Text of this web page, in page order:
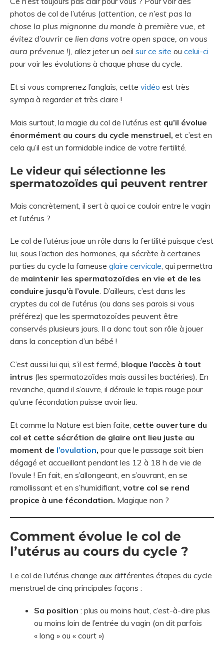
photos de col de l’utérus (attention, ce n’est pas la
chose la plus mignonne du monde à première vue, et
évitez d’ouvrir ce lien dans votre open space, on vous
aura prévenue !), allez jeter un oeil sur ce site ou celui-ci
pour voir les évolutions à chaque phase du cycle.
Et si vous comprenez l’anglais, cette vidéo est très
sympa à regarder et très claire !
Mais surtout, la magie du col de l’utérus est qu’il évolue
énormément au cours du cycle menstruel, et c’est en
cela qu’il est un formidable indice de votre fertilité.
Le videur qui sélectionne les
spermatozoïdes qui peuvent rentrer
Mais concrètement, il sert à quoi ce couloir entre le vagin
et l’utérus ?
Le col de l’utérus joue un rôle dans la fertilité puisque c’est
lui, sous l’action des hormones, qui sécrète à certaines
parties du cycle la fameuse glaire cervicale, qui permettra
de maintenir les spermatozoïdes en vie et de les
conduire jusqu’à l’ovule. D’ailleurs, c’est dans les
cryptes du col de l’utérus (ou dans ses parois si vous
préférez) que les spermatozoïdes peuvent être
conservés plusieurs jours. Il a donc tout son rôle à jouer
dans la conception d’un bébé !
C’est aussi lui qui, s’il est fermé, bloque l’accès à tout
intrus (les spermatozoïdes mais aussi les bactéries). En
revanche, quand il s’ouvre, il déroule le tapis rouge pour
qu’une fécondation puisse avoir lieu.
Et comme la Nature est bien faite, cette ouverture du
col et cette sécrétion de glaire ont lieu juste au
moment de l’ovulation, pour que le passage soit bien
dégagé et accueillant pendant les 12 à 18 h de vie de
l’ovule ! En fait, en s’allongeant, en s’ouvrant, en se
ramollissant et en s’humidifiant, votre col se rend
propice à une fécondation. Magique non ?
Comment évolue le col de
l’utérus au cours du cycle ?
Le col de l’utérus change aux différentes étapes du cycle
menstruel de cinq principales façons :
Sa position : plus ou moins haut, c’est-à-dire plus
ou moins loin de l’entrée du vagin (on dit parfois
« long » ou « court »)